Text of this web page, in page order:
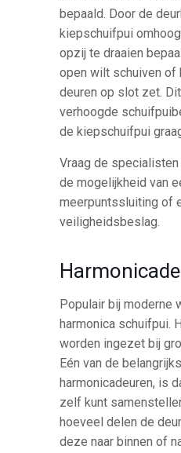
bepaald. Door de
kiepschuifpui
opzij te draaien
open wilt schuiven of
deuren op slot zet.
verhoogde
de kiepschuifpui
Vraag de
de mogelijkheid van
meerpuntssluiting of
veiligheidsbeslag.
Populair bij moderne
harmonica schuifpui.
worden ingezet bij
Eén van de
harmonicadeuren, is
zelf kunt
hoeveel delen de
deze naar binnen of